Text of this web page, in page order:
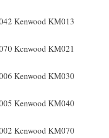
Kenwood KM013
Kenwood KM021
Kenwood KM030
Kenwood KM040
Kenwood KM070